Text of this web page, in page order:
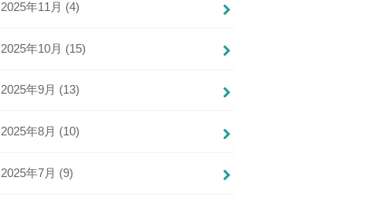
2025年11月 (4)
2025年10月 (15)
2025年9月 (13)
2025年8月 (10)
2025年7月 (9)